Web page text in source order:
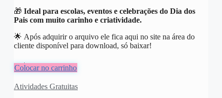
🎁 Ideal para escolas, eventos e celebrações do Dia dos
Pais com muito carinho e criatividade.
🌟 Após adquirir o arquivo ele fica aqui no site na área do
cliente disponível para download, só baixar!
R$6,00
Colocar no carrinho
Atividades Gratuitas